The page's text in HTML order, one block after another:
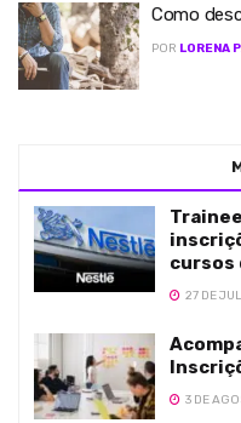
Como
POR LORENA
cursos
27 DE
3 DE